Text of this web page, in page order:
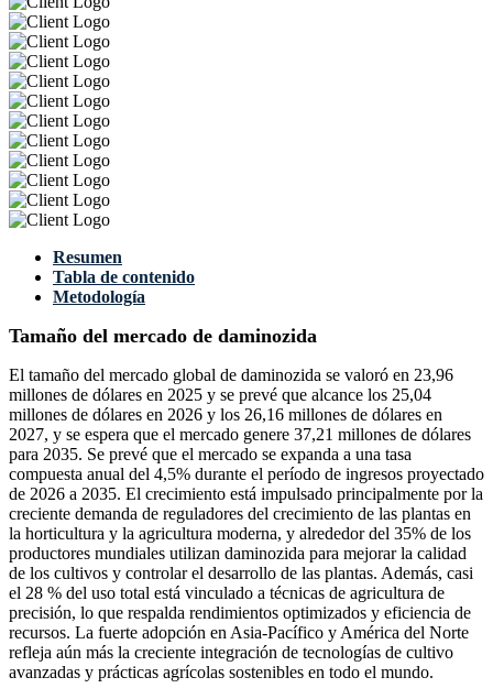
Resumen
Tabla de contenido
Metodología
Tamaño del mercado de daminozida
El tamaño del mercado global de daminozida se valoró en 23,96
millones de dólares en 2025 y se prevé que alcance los 25,04
millones de dólares en 2026 y los 26,16 millones de dólares en
2027, y se espera que el mercado genere 37,21 millones de dólares
para 2035. Se prevé que el mercado se expanda a una tasa
compuesta anual del 4,5% durante el período de ingresos proyectado
de 2026 a 2035. El crecimiento está impulsado principalmente por la
creciente demanda de reguladores del crecimiento de las plantas en
la horticultura y la agricultura moderna, y alrededor del 35% de los
productores mundiales utilizan daminozida para mejorar la calidad
de los cultivos y controlar el desarrollo de las plantas. Además, casi
el 28 % del uso total está vinculado a técnicas de agricultura de
precisión, lo que respalda rendimientos optimizados y eficiencia de
recursos. La fuerte adopción en Asia-Pacífico y América del Norte
refleja aún más la creciente integración de tecnologías de cultivo
avanzadas y prácticas agrícolas sostenibles en todo el mundo.